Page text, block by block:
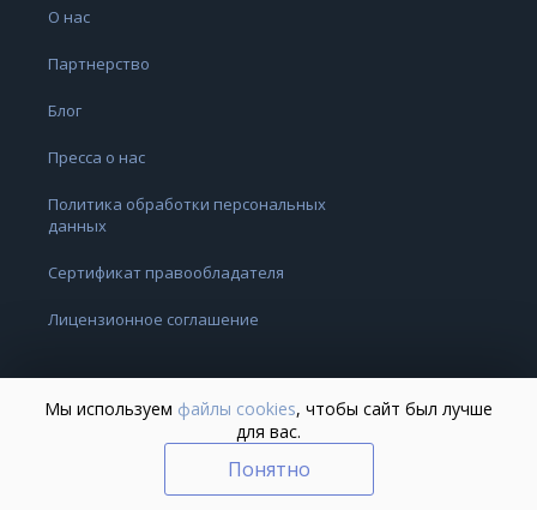
О нас
Партнерство
Блог
Пресса о нас
Политика обработки персональных
данных
Сертификат правообладателя
Лицензионное соглашение
Мы используем файлы cookies, чтобы сайт был лучше
для вас.
Понятно